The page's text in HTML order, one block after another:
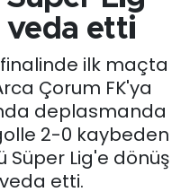
veda etti
finalinde ilk maçta
Çorum FK'ya
deplasmanda
2-0 kaybeden
Süper Lig'e dönüş
etti.
ve Fikstür